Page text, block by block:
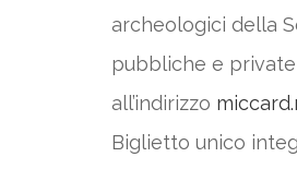
archeologici della
pubbliche e
all’indirizzo
Biglietto unico